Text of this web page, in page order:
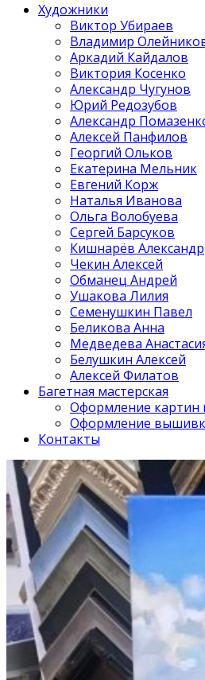
Художники
Виктор Убираев
Владимир
Аркадий Кайдалов
Виктория Косенко
Александр Чугунов
Юрий Редозубов
Александр
Алексей Панфилов
Георгий Ольков
Екатерина Мельник
Евгений Корж
Наталья Иванова
Ольга Волобуева
Сергей Барсуков
Кишнарёв Александр
Чекин Алексей
Обманец Андрей
Ушакова Лилия
Семенушкин Павел
Беликова Анна
Медведева
Белушкин Алексей
Алексей Филатов
Багетная мастерская
Оформление картин
Оформление
Контакты